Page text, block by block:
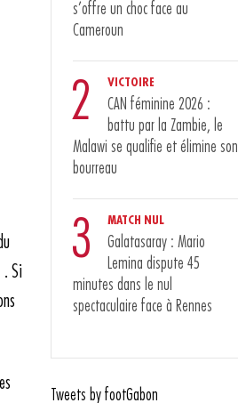
. Si
s’offre un choc face au
Cameroun
2 VICTOIRE
CAN féminine 2026 :
battu par la Zambie, le
Malawi se qualifie et élimine son
bourreau
3 MATCH NUL
Galatasaray : Mario
Lemina dispute 45
minutes dans le nul
spectaculaire face à Rennes
Tweets by footGabon